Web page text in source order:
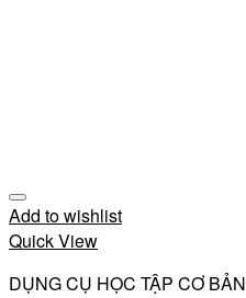
Add to wishlist
Quick View
DỤNG CỤ HỌC TẬP CƠ BẢN